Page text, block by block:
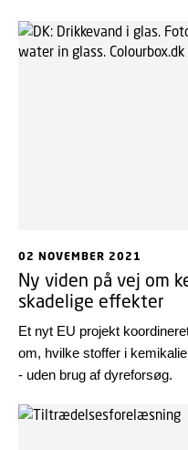
sundhedsmæssig risiko
02 NOVEMBER 2021
Ny viden på vej om
skadelige effekter
Et nyt EU projekt
om, hvilke stoffer i
- uden brug af dyreforsøg.